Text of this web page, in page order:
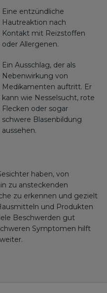
Eine entzündliche
Hautreaktion nach
Kontakt mit Reizstoffen
oder Allergenen.
Ein Ausschlag, der als
Nebenwirkung von
Medikamenten auftritt. Er
kann wie Nesselsucht, rote
Flecken oder sogar
schwere Blasenbildung
aussehen.
haben, von
zu ansteckenden
zu erkennen und gezielt
und Produkten
Beschwerden gut
Symptomen hilft